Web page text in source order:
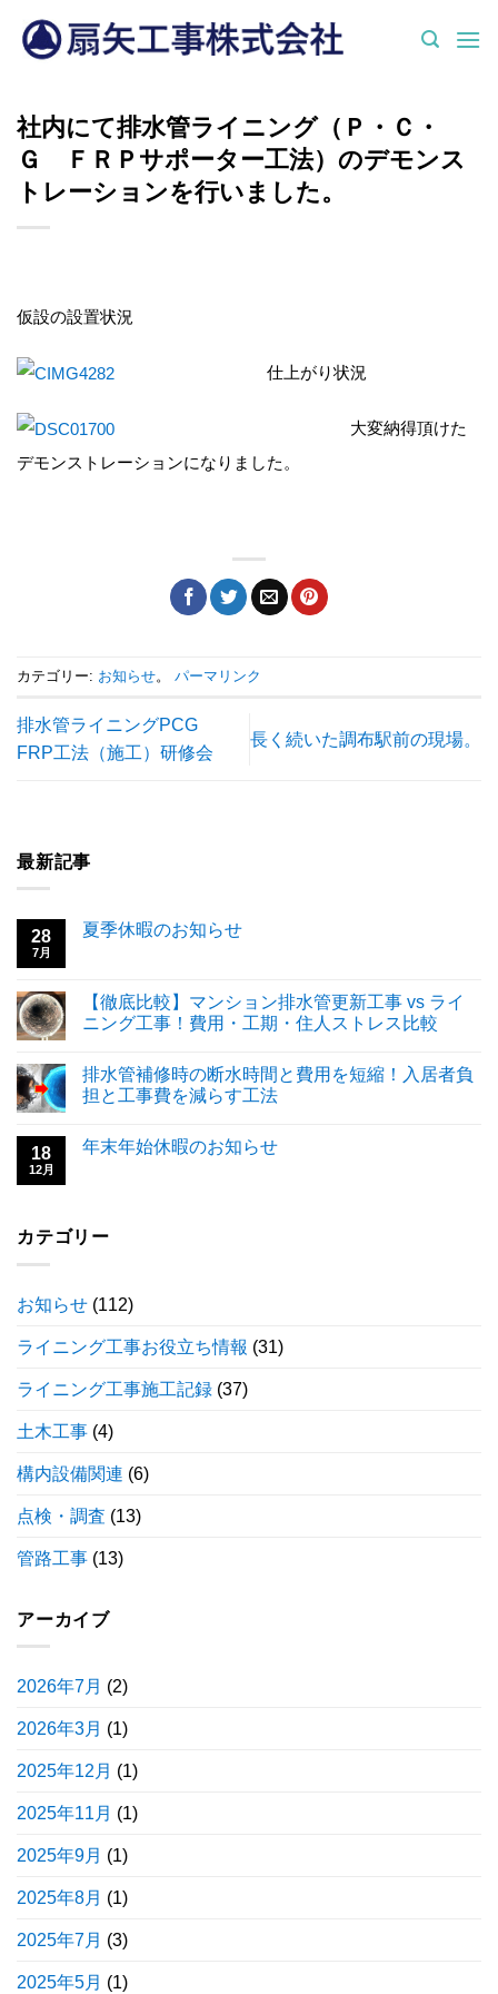
社内にて排水管ライニング（Ｐ・Ｃ・
Ｇ ＦＲＰサポーター工法）のデモンス
トレーションを行いました。
仮設の設置状況
仕上がり状況
大変納得頂けた
デモンストレーションになりました。
カテゴリー: お知らせ。 パーマリンク
排水管ライニングPCG
FRP工法（施工）研修会
長く続いた調布駅前の現場。
最新記事
28
7月
夏季休暇のお知らせ
【徹底比較】マンション排水管更新工事 vs ライ
ニング工事！費用・工期・住人ストレス比較
排水管補修時の断水時間と費用を短縮！入居者負
担と工事費を減らす工法
18
12月
年末年始休暇のお知らせ
カテゴリー
お知らせ (112)
ライニング工事お役立ち情報 (31)
ライニング工事施工記録 (37)
土木工事 (4)
構内設備関連 (6)
点検・調査 (13)
管路工事 (13)
アーカイブ
2026年7月 (2)
2026年3月 (1)
2025年12月 (1)
2025年11月 (1)
2025年9月 (1)
2025年8月 (1)
2025年7月 (3)
2025年5月 (1)